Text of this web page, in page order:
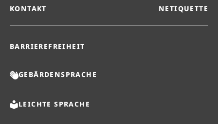
KONTAKT NETIQUETTE
BARRIEREFREIHEIT
GEBÄRDENSPRACHE
LEICHTE SPRACHE